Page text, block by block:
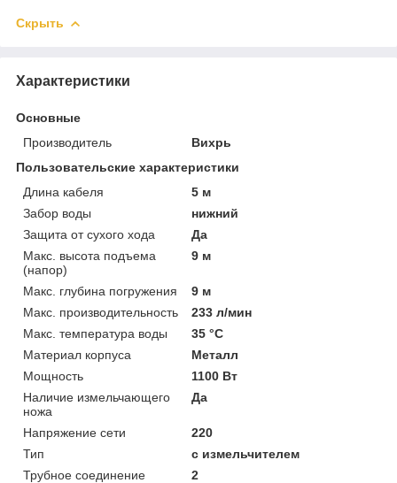
Скрыть
Характеристики
Основные
Производитель
Вихрь
Пользовательские характеристики
Длина кабеля
5 м
Забор воды
нижний
Защита от сухого хода
Да
Макс. высота подъема
(напор)
9 м
Макс. глубина погружения
9 м
Макс. производительность
233 л/мин
Макс. температура воды
35 °C
Материал корпуса
Металл
Мощность
1100 Вт
Наличие измельчающего
ножа
Да
Напряжение сети
220
Тип
с измельчителем
Трубное соединение
2